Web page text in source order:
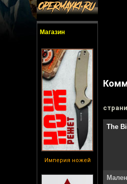
Магазин
Империя ножей
The